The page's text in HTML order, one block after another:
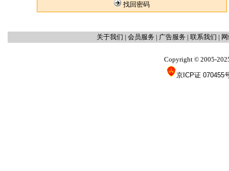
找回密码
关于我们 | 会员服务 | 广告服务 | 联系我们 |
Copyright © 2005-
京ICP证 070455